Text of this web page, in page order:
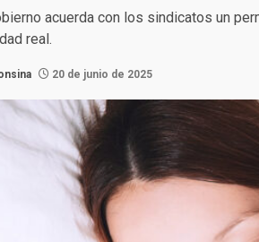
acuerda con los sindicatos un
real.
20 de junio de 2025